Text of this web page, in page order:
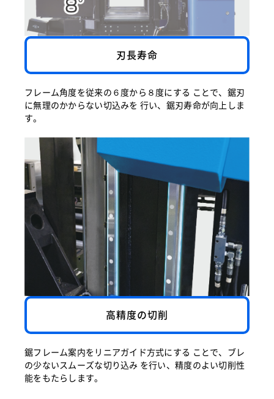
刃長寿命
フレーム角度を従来の６度から８度にする ことで、鋸刃
に無理のかからない切込みを 行い、鋸刃寿命が向上しま
す。
高精度の切削
鋸フレーム案内をリニアガイド方式にする ことで、ブレ
の少ないスムーズな切り込み を行い、精度のよい切削性
能をもたらします。